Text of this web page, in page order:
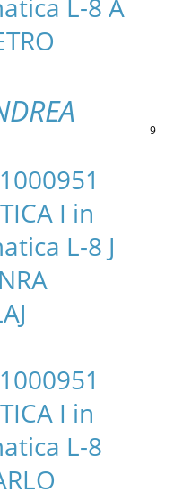
L-8 A
I in
L-8 J
I in
L-8
9